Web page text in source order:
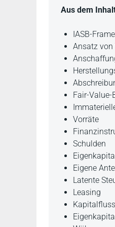
Aus dem
IASB-
Ansatz von
Fair-Value-
Vorräte
Schulden
Eigene
Latente
Leasing